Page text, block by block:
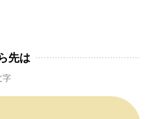
先は
字